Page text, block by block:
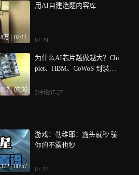
万 02:11
用AI自建选题内容库
07-29
| 07:56
为什么AI芯片越做越大？Chi
plet、HBM、CoWoS 封装、
2评论07-27
| 00:57
游戏：勒维耶：露头就秒 骗
你的不露也秒
07-27